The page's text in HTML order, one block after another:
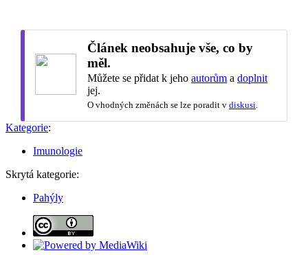
Článek neobsahuje vše, co by
měl.
Můžete se přidat k jeho autorům a doplnit
jej.
O vhodných změnách se lze poradit v diskusi.
Kategorie:
Imunologie
Skrytá kategorie:
Pahýly